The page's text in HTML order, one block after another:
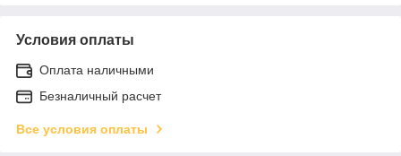
Условия оплаты
Оплата наличными
Безналичный расчет
Все условия оплаты